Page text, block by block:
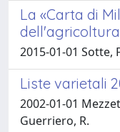
La «Carta di
2015-01-01 Sotte,
Liste varietali
2002-01-01
Guerriero, R.